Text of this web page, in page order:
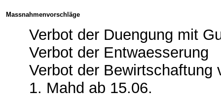
Massnahmenvorschläge
Verbot der Duengung mit
Verbot der Entwaesserung
Verbot der Bewirtschaftung
1. Mahd ab 15.06.